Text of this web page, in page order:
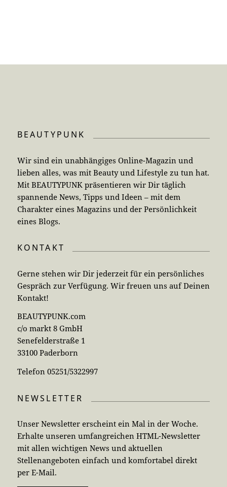
BEAUTYPUNK
Wir sind ein unabhängiges Online-Magazin und
lieben alles, was mit Beauty und Lifestyle zu tun hat.
Mit BEAUTYPUNK präsentieren wir Dir täglich
spannende News, Tipps und Ideen – mit dem
Charakter eines Magazins und der Persönlichkeit
eines Blogs.
KONTAKT
Gerne stehen wir Dir jederzeit für ein persönliches
Gespräch zur Verfügung. Wir freuen uns auf Deinen
Kontakt!
BEAUTYPUNK.com
c/o markt 8 GmbH
Senefelderstraße 1
33100 Paderborn
Telefon 05251/5322997
NEWSLETTER
Unser Newsletter erscheint ein Mal in der Woche.
Erhalte unseren umfangreichen HTML-Newsletter
mit allen wichtigen News und aktuellen
Stellenangeboten einfach und komfortabel direkt
per E-Mail.